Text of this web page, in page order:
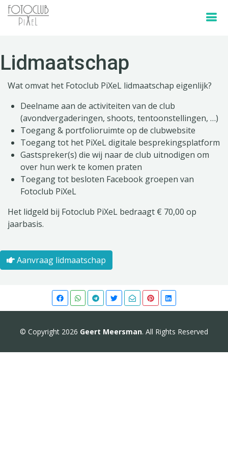
Lidmaatschap
Wat omvat het Fotoclub PiXeL lidmaatschap eigenlijk?
Deelname aan de activiteiten van de club
(avondvergaderingen, shoots, tentoonstellingen, …)
Toegang & portfolioruimte op de clubwebsite
Toegang tot het PiXeL digitale besprekingsplatform
Gastspreker(s) die wij naar de club uitnodigen om
over hun werk te komen praten
Toegang tot besloten Facebook groepen van
Fotoclub PiXeL
Het lidgeld bij Fotoclub PiXeL bedraagt € 70,00 op
jaarbasis.
Aanvraag lidmaatschap
© Copyright 2026 Geert Meersman. All Rights Reserved